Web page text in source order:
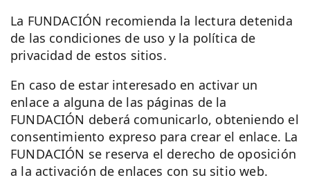
La FUNDACIÓN recomienda la lectura detenida
de las condiciones de uso y la política de
privacidad de estos sitios.
En caso de estar interesado en activar un
enlace a alguna de las páginas de la
FUNDACIÓN deberá comunicarlo, obteniendo el
consentimiento expreso para crear el enlace. La
FUNDACIÓN se reserva el derecho de oposición
a la activación de enlaces con su sitio web.